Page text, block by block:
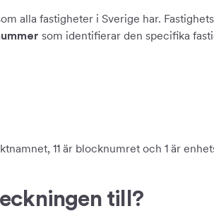
alla fastigheter i Sverige har.
som identifierar den specifika
11 är blocknumret och 1 är
till?